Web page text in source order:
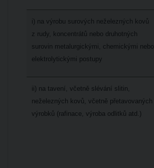
i) na výrobu surových neželezných kovů
z rudy, koncentrátů nebo druhotných
surovin metalurgickými, chemickými nebo
elektrolytickými postupy
ii) na tavení, včetně slévání slitin,
neželezných kovů, včetně přetavovaných
výrobků (rafinace, výroba odlitků atd.)